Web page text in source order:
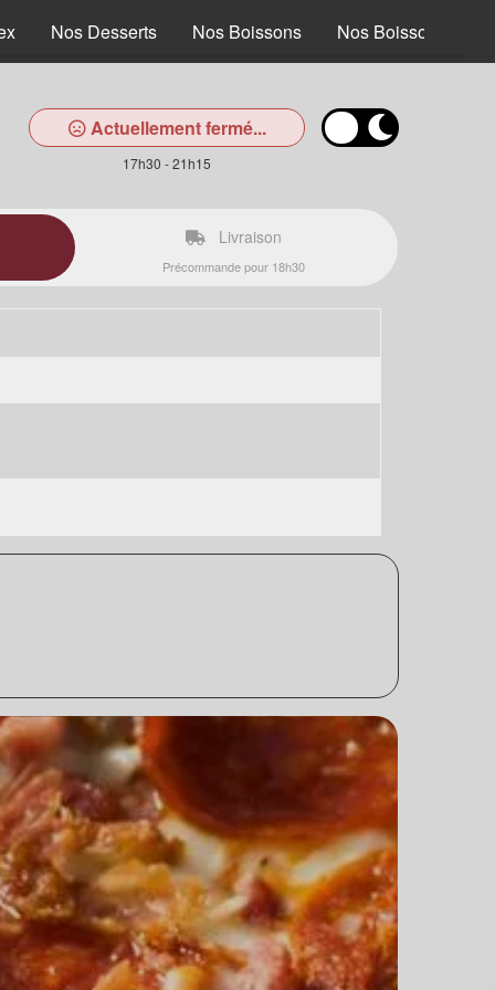
Nos Desserts Nos Boissons Nos Boissons
Actuellement fermé...
17h30 - 21h15
Livraison
Précommande pour 18h30